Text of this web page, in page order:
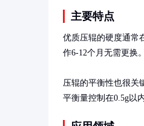
主要特点
优质压辊的硬度通常
作6-12个月无需更换。
压辊的平衡性也很关
平衡量控制在0.5g以内